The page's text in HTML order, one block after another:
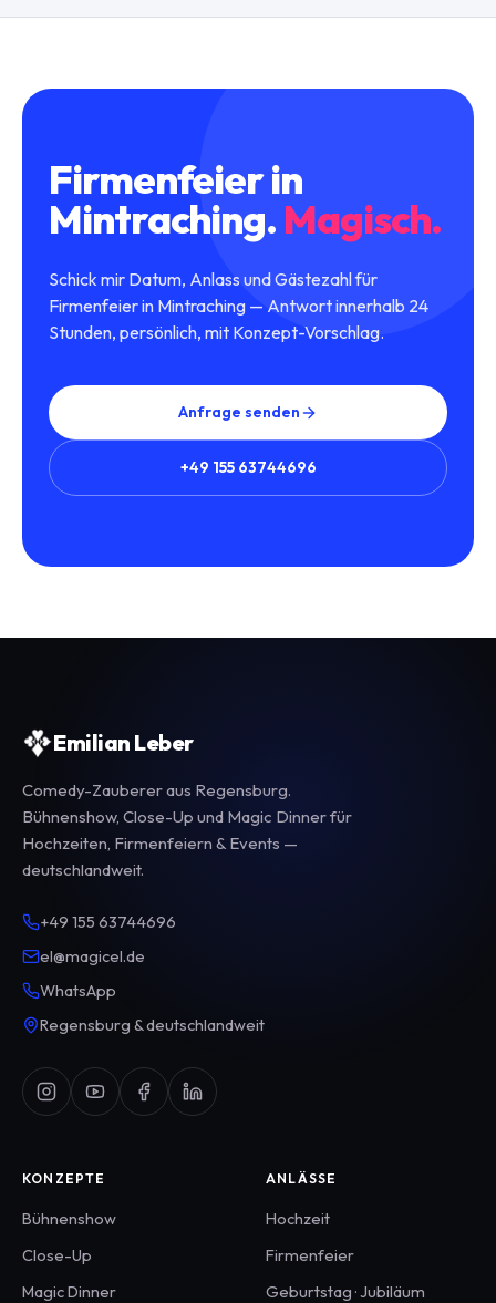
Firmenfeierin
Mintraching. Magisch.
Schick mir Datum, Anlass und Gästezahl für
Firmenfeier in Mintraching — Antwort innerhalb 24
Stunden, persönlich, mit Konzept-Vorschlag.
Anfrage senden
+49 155 63744696
Emilian Leber
Comedy-Zauberer aus Regensburg.
Bühnenshow, Close-Up und Magic Dinner für
Hochzeiten, Firmenfeiern & Events —
deutschlandweit.
+49 155 63744696
el@magicel.de
WhatsApp
Regensburg & deutschlandweit
KONZEPTE
Bühnenshow
Close-Up
Magic Dinner
ANLÄSSE
Hochzeit
Firmenfeier
Geburtstag · Jubiläum